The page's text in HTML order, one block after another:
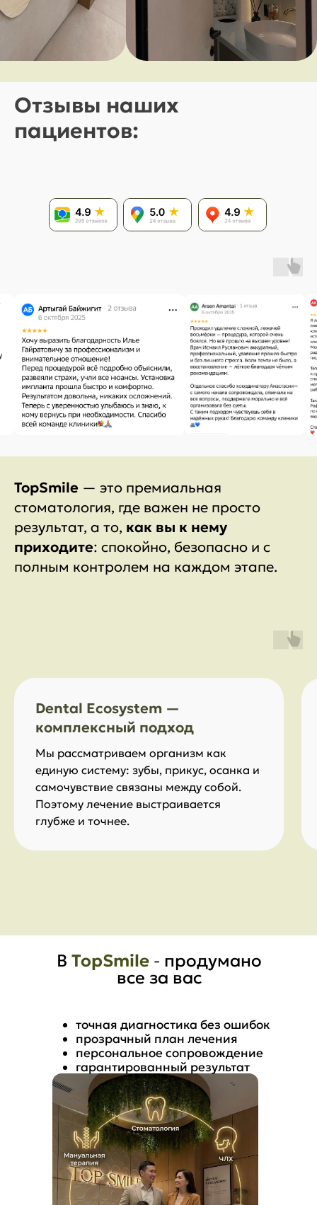
Отзывы наших
пациентов:
TopSmile — это премиальная
стоматология, где важен не просто
результат, а то, как вы к нему
приходите: спокойно, безопасно и с
полным контролем на каждом этапе.
Dental Ecosystem —
комплексный подход
Мы рассматриваем организм как
единую систему: зубы, прикус, осанка и
самочувствие связаны между собой.
Поэтому лечение выстраивается
глубже и точнее.
В TopSmile - продумано
все за вас
точная диагностика без ошибок
прозрачный план лечения
персональное сопровождение
гарантированный результат